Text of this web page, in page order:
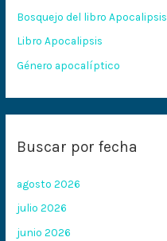
r
:
Bosquejo del libro Apocalipsis
Libro Apocalipsis
Género apocalíptico
Buscar por fecha
agosto 2026
julio 2026
junio 2026